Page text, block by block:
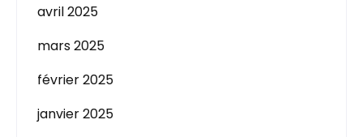
avril 2025
mars 2025
février 2025
janvier 2025